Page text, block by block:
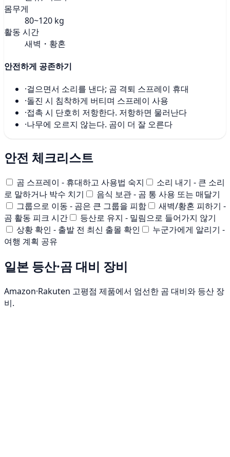
몸무게
80~120 kg
활동 시간
새벽・황혼
안전하게 공존하기
·걸으면서 소리를 낸다; 곰 격퇴 스프레이 휴대
·돌진 시 침착하게 버티며 스프레이 사용
·접촉 시 단호히 저항한다. 저항하면 물러난다
·나무에 오르지 않는다. 곰이 더 잘 오른다
안전 체크리스트
곰 스프레이 - 휴대하고 사용법 숙지
소리 내기 - 큰 소리
로 말하거나 박수 치기
음식 보관 - 곰 통 사용 또는 매달기
그룹으로 이동 - 곰은 큰 그룹을 피함
새벽/황혼 피하기 -
곰 활동 피크 시간
등산로 유지 - 밀림으로 들어가지 않기
상황 확인 - 출발 전 최신 출몰 확인
누군가에게 알리기 -
여행 계획 공유
일본 등산·곰 대비 장비
Amazon·Rakuten 고평점 제품에서 엄선한 곰 대비와 등산 장
비.